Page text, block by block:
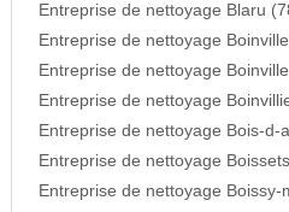
Entreprise de nettoyage Blaru
Entreprise de nettoyage
Entreprise de nettoyage
Entreprise de nettoyage
Entreprise de nettoyage Bois-d-
Entreprise de nettoyage
Entreprise de nettoyage Boissy-